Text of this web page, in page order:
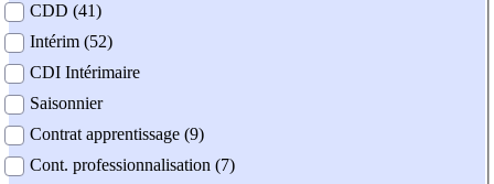
CDD (41)
Intérim (52)
CDI Intérimaire
Saisonnier
Contrat apprentissage (9)
Cont. professionnalisation (7)